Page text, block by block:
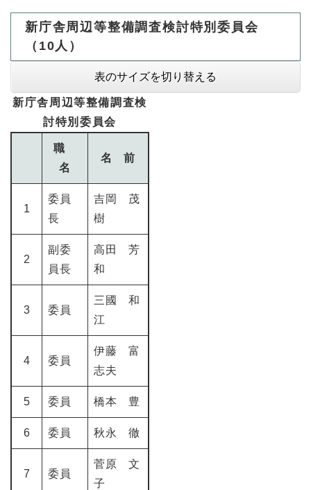
新庁舎周辺等整備調査検討特別委員会
（10人）
表のサイズを切り替える
新庁舎周辺等整備調査検
討特別委員会
職
名
名 前
1
委員
長
吉岡 茂
樹
2
副委
員長
高田 芳
和
3 委員
三國 和
江
4 委員
伊藤 富
志夫
5 委員 橋本 豊
6 委員 秋永 徹
7 委員
菅原 文
子